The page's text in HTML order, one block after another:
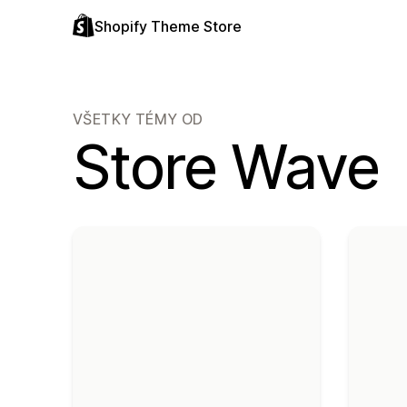
Shopify Theme Store
VŠETKY TÉMY OD
Store Wave